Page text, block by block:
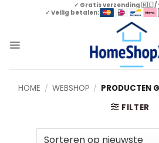
✓ Gratis verzending 🇳🇱 /
✓ Veilig betalen:
HOME / WEBSHOP / PRODUCTEN
FILTER